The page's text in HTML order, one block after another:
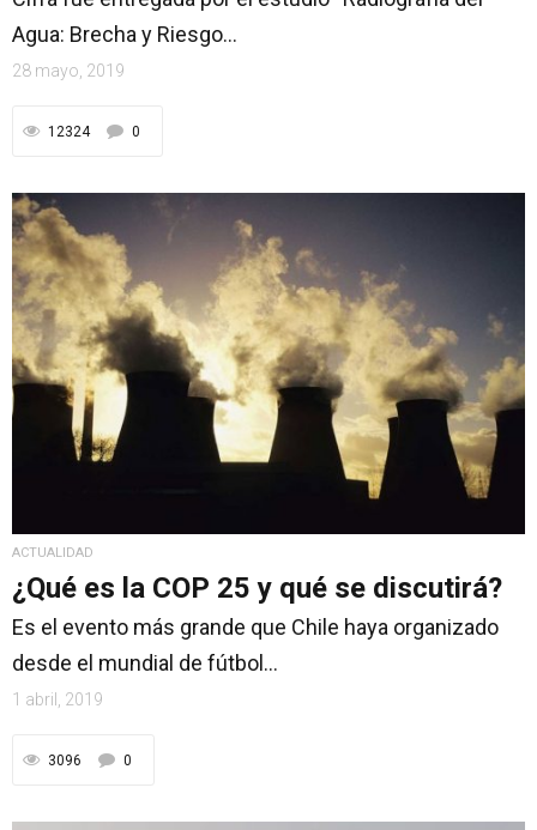
Agua: Brecha y Riesgo...
28 mayo, 2019
12324 0
ACTUALIDAD
¿Qué es la COP 25 y qué se discutirá?
Es el evento más grande que Chile haya organizado
desde el mundial de fútbol...
1 abril, 2019
3096 0